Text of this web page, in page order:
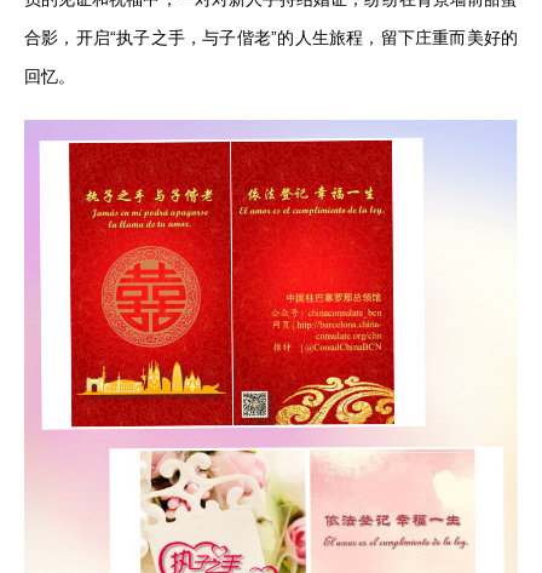
合影，开启“执子之手，与子偕老”的人生旅程，留下庄重而美好的
回忆。